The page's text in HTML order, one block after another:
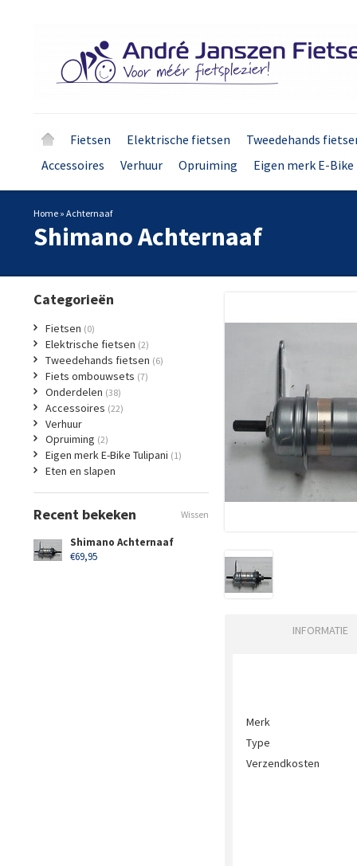
Fietsen Elektrische fietsen
Tweedehands
Accessoires
Verhuur Opruiming Eigen merk E-
Home » Achternaaf
ShimanoAchternaaf
INFORMATIE
Merk
Type
Verzendkosten
Categorieën
Fietsen (0)
Elektrische fietsen (2)
Tweedehands fietsen (6)
Fiets ombouwsets (7)
Onderdelen (38)
Accessoires (22)
Verhuur
Opruiming (2)
Eigen merk E-Bike Tulipani (1)
Eten en slapen
Recent bekeken Wissen
Shimano Achternaaf
€69,95